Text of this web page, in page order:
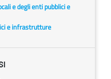
e degli enti pubblici e
e infrastrutture